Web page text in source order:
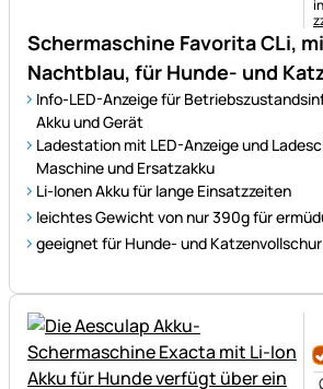
Schermaschine Favorita CLi,
Nachtblau, für Hunde- und
Info-LED-Anzeige für
Akku und Gerät
Ladestation mit LED-Anzeige und
Maschine und Ersatzakku
Li-Ionen Akku für lange Einsatzzeiten
leichtes Gewicht von nur 390g für
geeignet für Hunde- und Katzenvollschur